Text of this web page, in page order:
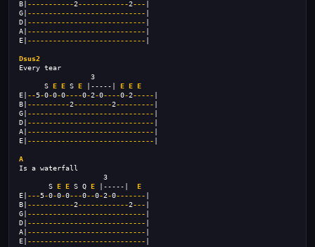
B| -----------2------------2---
G| ----------------------------
D| ----------------------------
A| ----------------------------
E| ----------------------------
Dsus2
Every tear
3
S E E S E |-----| E E E
E| --5-0-0-0----0-2-0----0-2-----
B| ----------2---------2---------
G| ------------------------------
D| ------------------------------
A| ------------------------------
E| ------------------------------
A
Is a waterfall
3
S E E S Q E |-----| E
E| ---5-0-0-0---0--0-2-0-------
B| -----------2------------2---
G| ----------------------------
D| ----------------------------
A| ----------------------------
E| ----------------------------